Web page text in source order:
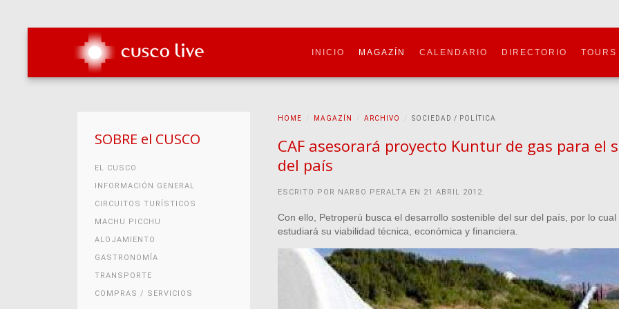
INICIO MAGAZÍN CALENDARIO DIRECTORIO TOURS
HOME MAGAZÍN ARCHIVO SOCIEDAD / POLÍTICA
CAF asesorará proyecto Kuntur de gas para el
del país
ESCRITO POR NARBO PERALTA EN 21 ABRIL 2012.
Con ello, Petroperú busca el desarrollo sostenible del sur del país, por lo cual
estudiará su viabilidad técnica, económica y financiera.
SOBRE el CUSCO
EL CUSCO
INFORMACIÓN GENERAL
CIRCUITOS TURÍSTICOS
MACHU PICCHU
ALOJAMIENTO
GASTRONOMÍA
TRANSPORTE
COMPRAS / SERVICIOS